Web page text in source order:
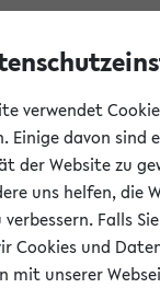
Er wird sich im
verwendet
Einige davon sind
der Website zu
uns helfen, die
Falls
Cookies und
mit unserer